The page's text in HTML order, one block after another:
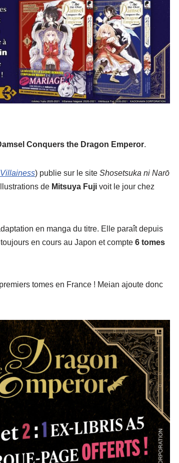
Conquers the Dragon Emperor.
Villainess) publie sur le site Shosetsuka ni Narō
de Mitsuya Fuji voit le jour chez
en manga du titre. Elle paraît depuis
en cours au Japon et compte 6 tomes
tomes en France ! Meian ajoute donc